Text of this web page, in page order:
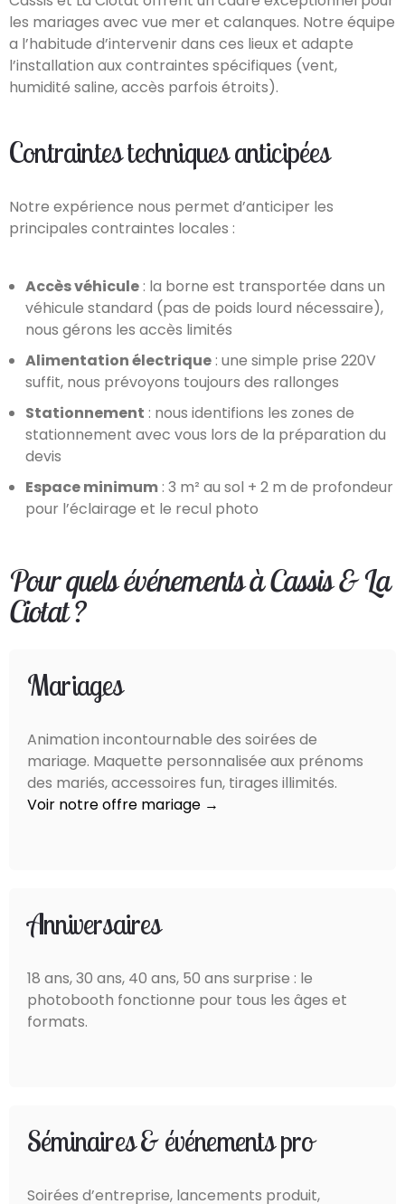
les mariages avec vue mer et calanques. Notre équipe
a l’habitude d’intervenir dans ces lieux et adapte
l’installation aux contraintes spécifiques (vent,
humidité saline, accès parfois étroits).
Contraintes techniques anticipées
Notre expérience nous permet d’anticiper les
principales contraintes locales :
Accès véhicule : la borne est transportée dans un
véhicule standard (pas de poids lourd nécessaire),
nous gérons les accès limités
Alimentation électrique : une simple prise 220V
suffit, nous prévoyons toujours des rallonges
Stationnement : nous identifions les zones de
stationnement avec vous lors de la préparation du
devis
Espace minimum : 3 m² au sol + 2 m de profondeur
pour l’éclairage et le recul photo
Pour quels événements à Cassis & La
Ciotat ?
Mariages
Animation incontournable des soirées de
mariage. Maquette personnalisée aux prénoms
des mariés, accessoires fun, tirages illimités.
Voir notre offre mariage →
Anniversaires
18 ans, 30 ans, 40 ans, 50 ans surprise : le
photobooth fonctionne pour tous les âges et
formats.
Séminaires & événements pro
Soirées d’entreprise, lancements produit,